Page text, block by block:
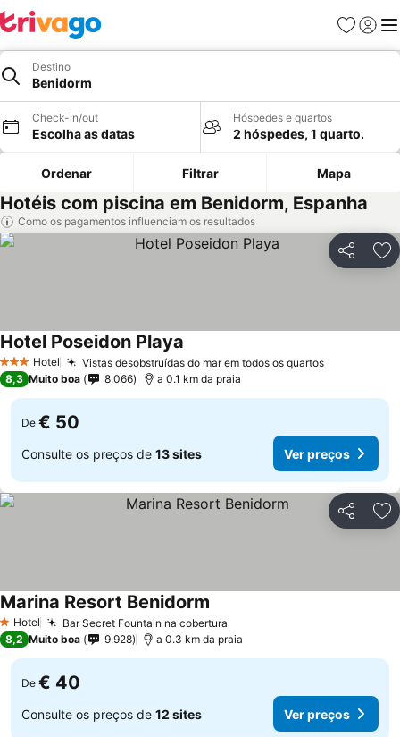
Favoritos
Iniciar
Destino
Benidorm
Check-in/out
Escolha as datas
Hóspedes e quartos
2 hóspedes, 1 quarto.
Ordenar Filtrar Mapa
Hotéis com piscina em Benidorm, Espanha
Como os pagamentos influenciam os resultados
Partilhar
3 EstrelasHotel Vistas desobstruídas do mar em todos os quartosVer preços
Hotel Poseidon Playa
8,3 Muito boa 8.066 a 0.1 km da praia
De € 50
Consulte os preços de 13 sites Ver preços
Partilhar
1 Estrelas
Hotel Bar Secret Fountain na cobertura
Marina Resort Benidorm
8,2 Muito boa 9.928 a 0.3 km da praia
De € 40
Consulte os preços de 12 sites Ver preços